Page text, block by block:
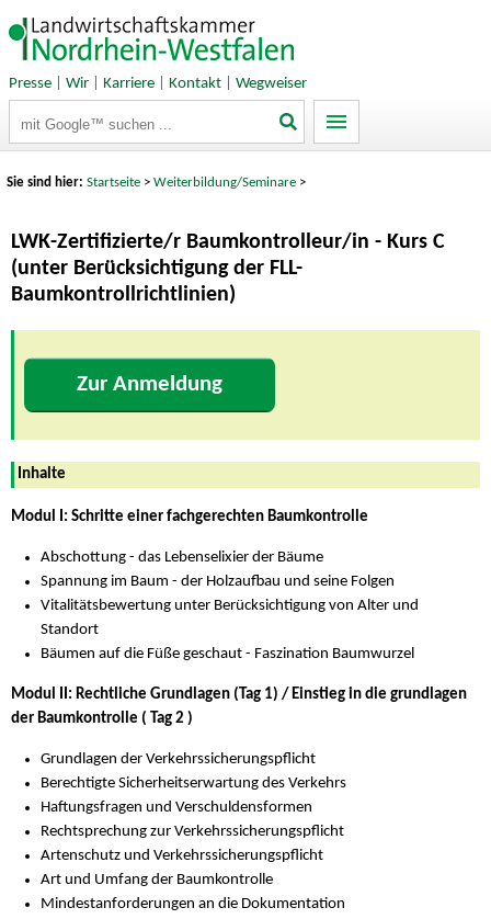
Presse| Wir| Karriere| Kontakt| Wegweiser
Sie sind hier:Startseite >Weiterbildung/Seminare >
LWK-Zertifizierte/r Baumkontrolleur/in - Kurs C
(unter Berücksichtigung der FLL-
Baumkontrollrichtlinien)
Zur Anmeldung
Inhalte
Modul I: Schritte einer fachgerechten Baumkontrolle
Abschottung - das Lebenselixier der Bäume
Spannung im Baum - der Holzaufbau und seine Folgen
Vitalitätsbewertung unter Berücksichtigung von Alter und
Standort
Bäumen auf die Füße geschaut - Faszination Baumwurzel
Modul II: Rechtliche Grundlagen (Tag 1) / Einstieg in die grundlagen
der Baumkontrolle ( Tag 2 )
Grundlagen der Verkehrssicherungspflicht
Berechtigte Sicherheitserwartung des Verkehrs
Haftungsfragen und Verschuldensformen
Rechtsprechung zur Verkehrssicherungspflicht
Artenschutz und Verkehrssicherungspflicht
Art und Umfang der Baumkontrolle
Mindestanforderungen an die Dokumentation